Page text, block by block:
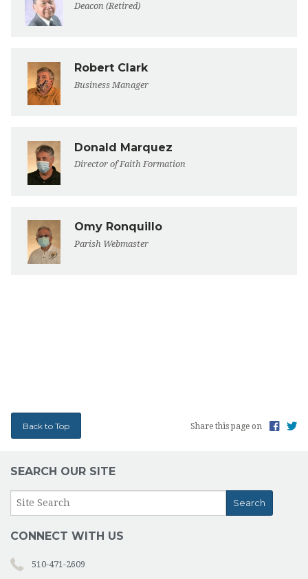
Deacon (Retired)
Robert Clark
Business Manager
Donald Marquez
Director of Faith Formation
Omy Ronquillo
Parish Webmaster
Back to Top Share this page on
SEARCH OUR SITE
CONNECT WITH US
510-471-2609